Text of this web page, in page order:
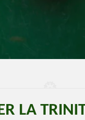
LA